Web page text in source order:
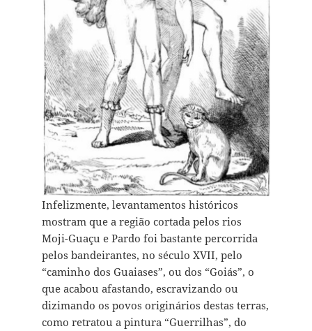
Infelizmente, levantamentos históricos
mostram que a região cortada pelos rios
Moji-Guaçu e Pardo foi bastante percorrida
pelos bandeirantes, no século XVII, pelo
“caminho dos Guaiases”, ou dos “Goiás”, o
que acabou afastando, escravizando ou
dizimando os povos originários destas terras,
como retratou a pintura “Guerrilhas”, do